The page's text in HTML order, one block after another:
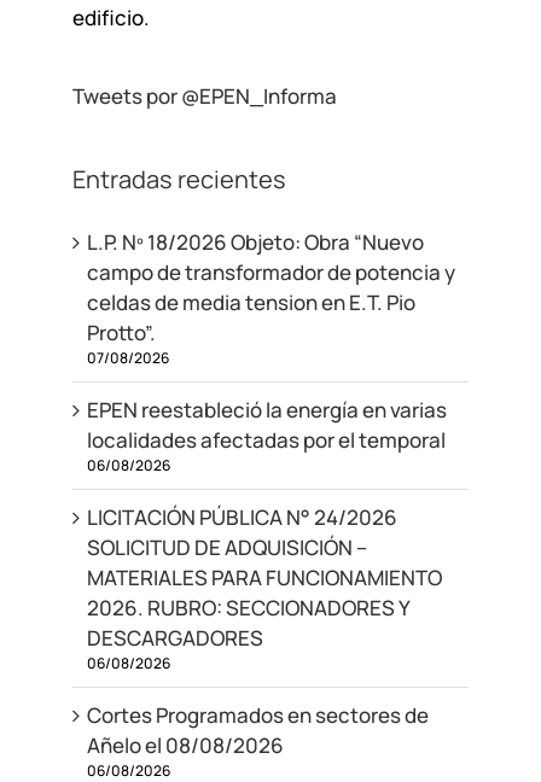
edificio.
Tweets por @EPEN_Informa
Entradas recientes
L.P. Nº 18/2026 Objeto: Obra “Nuevo
campo de transformador de potencia y
celdas de media tension en E.T. Pio
Protto”.
07/08/2026
EPEN reestableció la energía en varias
localidades afectadas por el temporal
06/08/2026
LICITACIÓN PÚBLICA N° 24/2026
SOLICITUD DE ADQUISICIÓN –
MATERIALES PARA FUNCIONAMIENTO
2026. RUBRO: SECCIONADORES Y
DESCARGADORES
06/08/2026
Cortes Programados en sectores de
Añelo el 08/08/2026
06/08/2026